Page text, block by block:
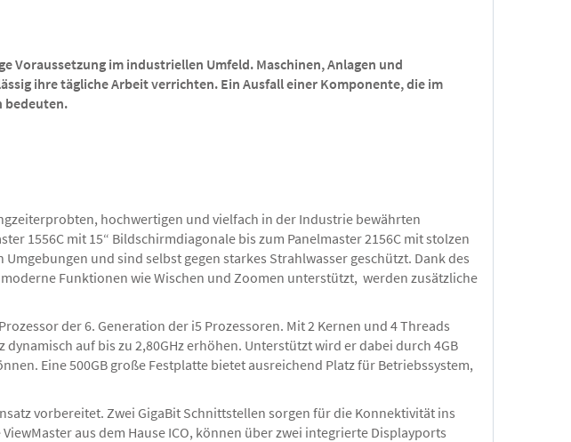
im industriellen Umfeld. Maschinen, Anlagen und
ihre tägliche Arbeit verrichten. Ein Ausfall einer Komponente, die im
bedeuten.
hochwertigen und vielfach in der Industrie bewährten
1556C mit 15“ Bildschirmdiagonale bis zum Panelmaster 2156C mit stolzen
und sind selbst gegen starkes Strahlwasser geschützt. Dank des
Funktionen wie Wischen und Zoomen unterstützt, werden zusätzliche
der 6. Generation der i5 Prozessoren. Mit 2 Kernen und 4 Threads
auf bis zu 2,80GHz erhöhen. Unterstützt wird er dabei durch 4GB
Eine 500GB große Festplatte bietet ausreichend Platz für Betriebssystem,
vorbereitet. Zwei GigaBit Schnittstellen sorgen für die Konnektivität ins
aus dem Hause ICO, können über zwei integrierte Displayports